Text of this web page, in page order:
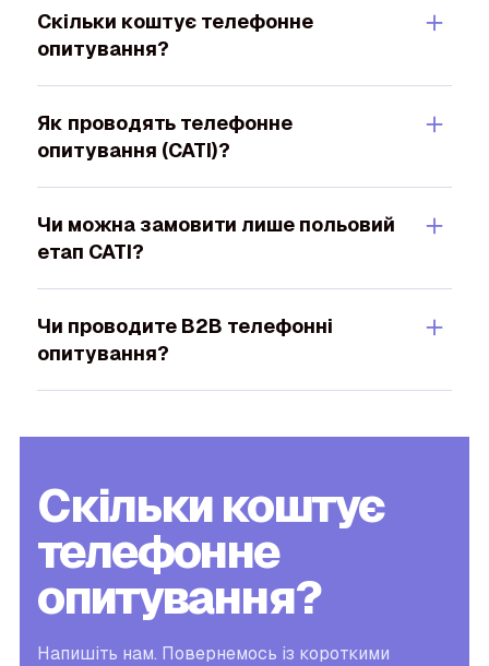
Скільки коштує телефонне
опитування?
＋
Як проводять телефонне
опитування (CATI)?
＋
Чи можна замовити лише польовий
етап CATI?
＋
Чи проводите B2B телефонні
опитування?
＋
Скільки коштує
телефонне
опитування?
Напишіть нам. Повернемось із короткими